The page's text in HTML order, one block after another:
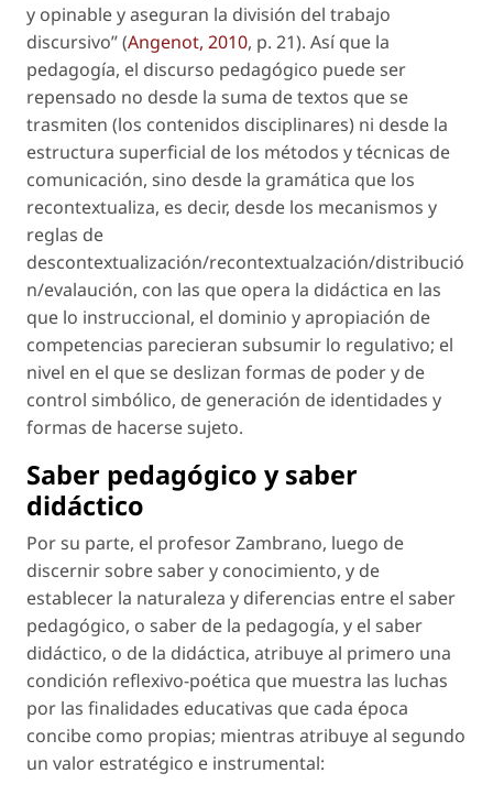
y opinable y aseguran la división del trabajo
discursivo” (Angenot, 2010, p. 21). Así que la
pedagogía, el discurso pedagógico puede ser
repensado no desde la suma de textos que se
trasmiten (los contenidos disciplinares) ni desde la
estructura superficial de los métodos y técnicas de
comunicación, sino desde la gramática que los
recontextualiza, es decir, desde los mecanismos y
reglas de
descontextualización/recontextualzación/distribució
n/evalaución, con las que opera la didáctica en las
que lo instruccional, el dominio y apropiación de
competencias parecieran subsumir lo regulativo; el
nivel en el que se deslizan formas de poder y de
control simbólico, de generación de identidades y
formas de hacerse sujeto.
Saber pedagógico y saber
didáctico
Por su parte, el profesor Zambrano, luego de
discernir sobre saber y conocimiento, y de
establecer la naturaleza y diferencias entre el saber
pedagógico, o saber de la pedagogía, y el saber
didáctico, o de la didáctica, atribuye al primero una
condición reflexivo-poética que muestra las luchas
por las finalidades educativas que cada época
concibe como propias; mientras atribuye al segundo
un valor estratégico e instrumental: